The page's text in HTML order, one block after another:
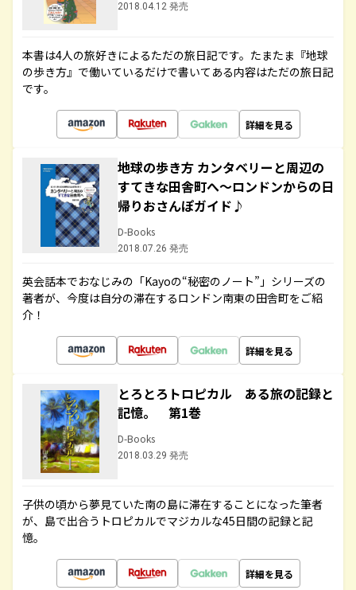
2018.04.12 発売
本書は4人の旅好きによるただの旅日記です。たまたま『地球
の歩き方』で働いているだけで書いてある内容はただの旅日記
です。
詳細を見る
地球の歩き方 カンタベリーと周辺の
すてきな田舎町へ～ロンドンからの日
帰りおさんぽガイド♪
D-Books
2018.07.26 発売
英会話本でおなじみの「Kayoの“秘密のノート”」シリーズの
著者が、今度は自分の滞在するロンドン南東の田舎町をご紹
介！
詳細を見る
とろとろトロピカル ある旅の記録と
記憶。 第1巻
D-Books
2018.03.29 発売
子供の頃から夢見ていた南の島に滞在することになった筆者
が、島で出合うトロピカルでマジカルな45日間の記録と記
憶。
詳細を見る